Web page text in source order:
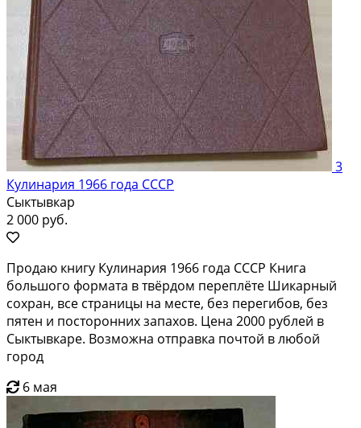
3
Кулинария 1966 года СССР
Сыктывкар
2 000 руб.
Продаю книгу Кулинария 1966 года СССР Книга
большого формата в твёрдом переплёте Шикарный
сохран, все страницы на месте, без перегибов, без
пятен и посторонних запахов. Цена 2000 рублей в
Сыктывкаре. Возможна отправка почтой в любой
город
6 мая